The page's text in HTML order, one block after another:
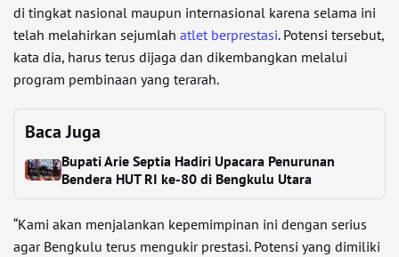
di tingkat nasional maupun internasional karena selama ini
telah melahirkan sejumlah atlet berprestasi. Potensi tersebut,
kata dia, harus terus dijaga dan dikembangkan melalui
program pembinaan yang terarah.
Baca Juga
Bupati Arie Septia Hadiri Upacara Penurunan
Bendera HUT RI ke-80 di Bengkulu Utara
“Kami akan menjalankan kepemimpinan ini dengan serius
agar Bengkulu terus mengukir prestasi. Potensi yang dimiliki